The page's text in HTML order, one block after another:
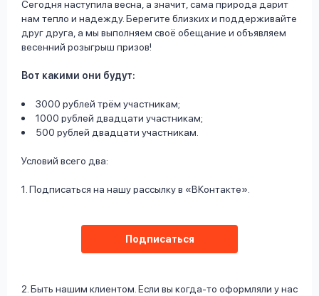
Сегодня наступила весна, а значит, сама природа дарит
нам тепло и надежду. Берегите близких и поддерживайте
друг друга, а мы выполняем своё обещание и объявляем
весенний розыгрыш призов!
Вот какими они будут:
3000 рублей трём участникам;
1000 рублей двадцати участникам;
500 рублей двадцати участникам.
Условий всего два:
1. Подписаться на нашу рассылку в «ВКонтакте».
Подписаться
2. Быть нашим клиентом. Если вы когда-то оформляли у нас
Оформить заявку
Войти под другим номером
Ответы
на